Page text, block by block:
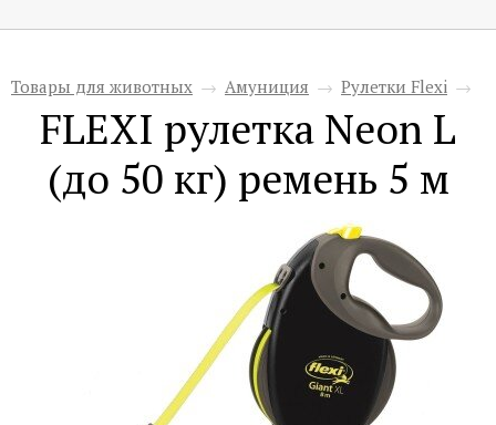
Товары для животных → Амуниция → Рулетки Flexi →
FLEXI рулетка Neon L
(до 50 кг) ремень 5 м